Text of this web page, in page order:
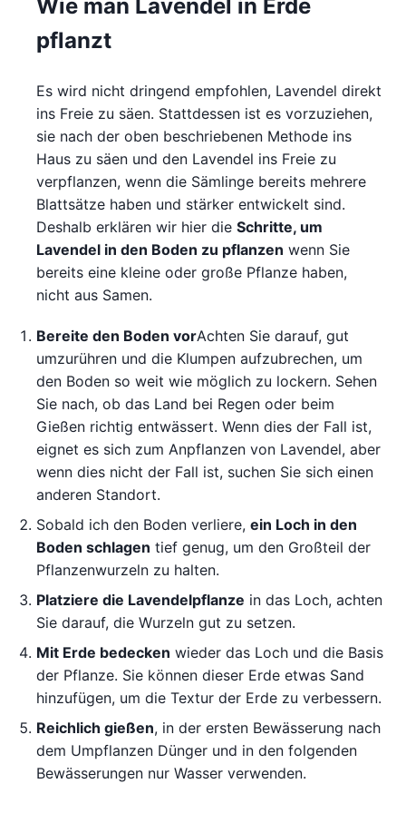
Wie man Lavendel in Erde
pflanzt
Es wird nicht dringend empfohlen, Lavendel direkt
ins Freie zu säen. Stattdessen ist es vorzuziehen,
sie nach der oben beschriebenen Methode ins
Haus zu säen und den Lavendel ins Freie zu
verpflanzen, wenn die Sämlinge bereits mehrere
Blattsätze haben und stärker entwickelt sind.
Deshalb erklären wir hier die Schritte, um
Lavendel in den Boden zu pflanzen wenn Sie
bereits eine kleine oder große Pflanze haben,
nicht aus Samen.
Bereite den Boden vorAchten Sie darauf, gut
umzurühren und die Klumpen aufzubrechen, um
den Boden so weit wie möglich zu lockern. Sehen
Sie nach, ob das Land bei Regen oder beim
Gießen richtig entwässert. Wenn dies der Fall ist,
eignet es sich zum Anpflanzen von Lavendel, aber
wenn dies nicht der Fall ist, suchen Sie sich einen
anderen Standort.
Sobald ich den Boden verliere, ein Loch in den
Boden schlagen tief genug, um den Großteil der
Pflanzenwurzeln zu halten.
Platziere die Lavendelpflanze in das Loch, achten
Sie darauf, die Wurzeln gut zu setzen.
Mit Erde bedecken wieder das Loch und die Basis
der Pflanze. Sie können dieser Erde etwas Sand
hinzufügen, um die Textur der Erde zu verbessern.
Reichlich gießen, in der ersten Bewässerung nach
dem Umpflanzen Dünger und in den folgenden
Bewässerungen nur Wasser verwenden.